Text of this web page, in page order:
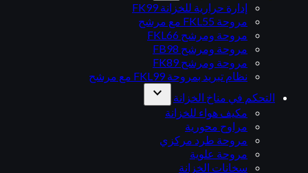
إدارة حرارية للخزانة FK99
مروحة FKL55 مع مرشح
مروحة ومرشح FKL66
مروحة ومرشح FB98
مروحة ومرشح FK89
نظام تبريد بمروحة FKL99 مع مرشح
التحكم في مناخ الخزانة
expand_more
مكيف هواء للخزانة
مراوح محورية
مروحة طرد مركزي
مروحة علوية
سخانات الخزانة